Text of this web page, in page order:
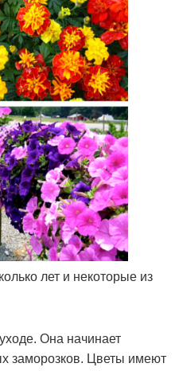
лет и некоторые из
Она начинает
заморозков. Цветы имеют